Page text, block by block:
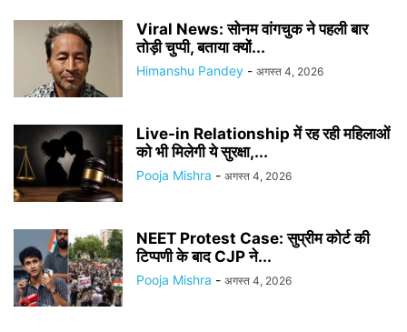
Viral News: सोनम वांगचुक ने पहली बार
तोड़ी चुप्पी, बताया क्यों...
Himanshu Pandey - अगस्त 4, 2026
Live-in Relationship में रह रही महिलाओं
को भी मिलेगी ये सुरक्षा,...
Pooja Mishra - अगस्त 4, 2026
NEET Protest Case: सुप्रीम कोर्ट की
टिप्पणी के बाद CJP ने...
Pooja Mishra - अगस्त 4, 2026